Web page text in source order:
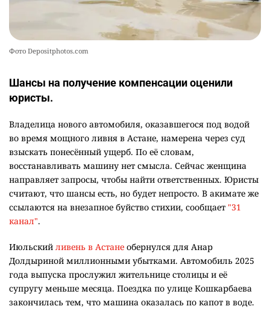
Фото Depositphotos.com
Шансы на получение компенсации оценили
юристы.
Владелица нового автомобиля, оказавшегося под водой
во время мощного ливня в Астане, намерена через суд
взыскать понесённый ущерб. По её словам,
восстанавливать машину нет смысла. Сейчас женщина
направляет запросы, чтобы найти ответственных. Юристы
считают, что шансы есть, но будет непросто. В акимате же
ссылаются на внезапное буйство стихии, сообщает "31
канал".
Июльский ливень в Астане обернулся для Анар
Долдыриной миллионными убытками. Автомобиль 2025
года выпуска прослужил жительнице столицы и её
супругу меньше месяца. Поездка по улице Кошкарбаева
закончилась тем, что машина оказалась по капот в воде.